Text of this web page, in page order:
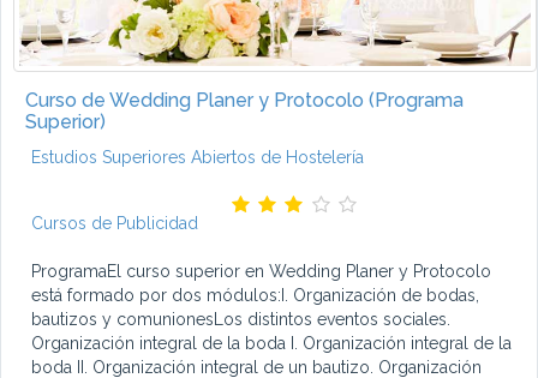
Curso de Wedding Planer y Protocolo (Programa
Superior)
Estudios Superiores Abiertos de Hostelería
Cursos de Publicidad
ProgramaEl curso superior en Wedding Planer y Protocolo
está formado por dos módulos:I. Organización de bodas,
bautizos y comunionesLos distintos eventos sociales.
Organización integral de la boda I. Organización integral de la
boda II. Organización integral de un bautizo. Organización